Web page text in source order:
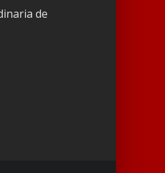
de